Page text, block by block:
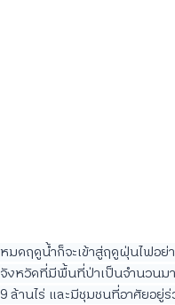
หมดฤดูน้ำก็จะเข้าสู่ฤดูฝุ่นไฟอย่
จังหวัดที่มีพื้นที่ป่าเป็นจำนวนม
9 ล้านไร่ และมีชุมชนที่อาศัยอ